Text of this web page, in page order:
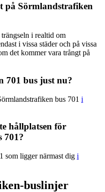
på Sörmlandstrafiken
trängseln i realtid om
i vissa städer och på vissa
det kommer vara trångt på
701 bus just nu?
bus 701 i
hållplatsen för
701?
som ligger närmast dig i
buslinjer